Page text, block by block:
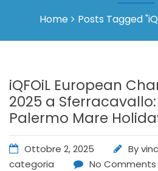
Home Posts Tagged
iQFOiL European
2025 a
Palermo Mare
Ottobre 2, 2025 By
categoria
No Comments